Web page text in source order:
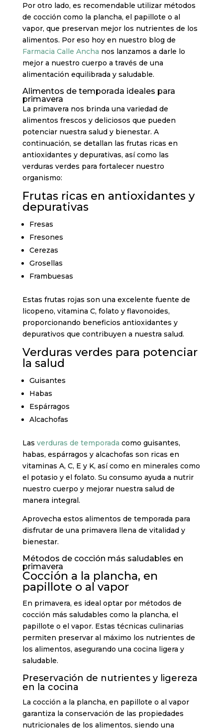
Por otro lado, es recomendable utilizar métodos
de cocción como la plancha, el papillote o al
vapor, que preservan mejor los nutrientes de los
alimentos. Por eso hoy en nuestro blog de
Farmacia Calle Ancha nos lanzamos a darle lo
mejor a nuestro cuerpo a través de una
alimentación equilibrada y saludable.
Alimentos de temporada ideales para
primavera
La primavera nos brinda una variedad de
alimentos frescos y deliciosos que pueden
potenciar nuestra salud y bienestar. A
continuación, se detallan las frutas ricas en
antioxidantes y depurativas, así como las
verduras verdes para fortalecer nuestro
organismo:
Frutas ricas en antioxidantes y
depurativas
Fresas
Fresones
Cerezas
Grosellas
Frambuesas
Estas frutas rojas son una excelente fuente de
licopeno, vitamina C, folato y flavonoides,
proporcionando beneficios antioxidantes y
depurativos que contribuyen a nuestra salud.
Verduras verdes para potenciar
la salud
Guisantes
Habas
Espárragos
Alcachofas
Las verduras de temporada como guisantes,
habas, espárragos y alcachofas son ricas en
vitaminas A, C, E y K, así como en minerales como
el potasio y el folato. Su consumo ayuda a nutrir
nuestro cuerpo y mejorar nuestra salud de
manera integral.
Aprovecha estos alimentos de temporada para
disfrutar de una primavera llena de vitalidad y
bienestar.
Métodos de cocción más saludables en
primavera
Cocción a la plancha, en
papillote o al vapor
En primavera, es ideal optar por métodos de
cocción más saludables como la plancha, el
papillote o el vapor. Estas técnicas culinarias
permiten preservar al máximo los nutrientes de
los alimentos, asegurando una cocina ligera y
saludable.
Preservación de nutrientes y ligereza
en la cocina
La cocción a la plancha, en papillote o al vapor
garantiza la conservación de las propiedades
nutricionales de los alimentos, siendo una